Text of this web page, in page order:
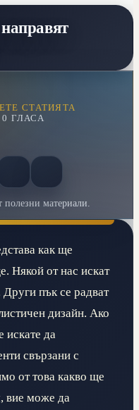
СТАТИЯТА
0 ГЛАСА
материали.
как ще
Някой от нас искат
пък се радват
дизайн. Ако
искате да
свързани с
от това какво ще
вие може да